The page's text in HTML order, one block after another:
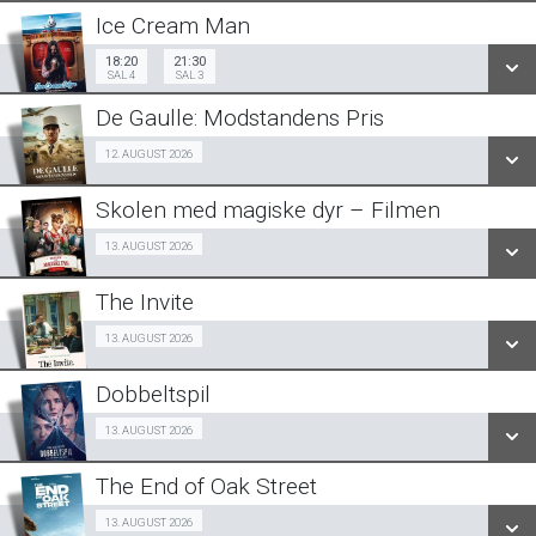
LÆS MERE
SE ALLE DAGE
LÆS MERE
Ice Cream Man
18:20
SAL 4
21:30
SAL 3
Sal 4 18:20 Sal 3
SE ALLE DAGE
LÆS MERE
De Gaulle: Modstandens Pris
12. AUGUST 2026Ældre sagen 12/08
SE ALLE DAGE
LÆS MERE
Skolen med magiske dyr – Filmen
13. AUGUST 2026
SE ALLE DAGE
LÆS MERE
The Invite
13. AUGUST 2026
SE ALLE DAGE
LÆS MERE
Dobbeltspil
13. AUGUST 2026
SE ALLE DAGE
The End of Oak Street
13. AUGUST 2026